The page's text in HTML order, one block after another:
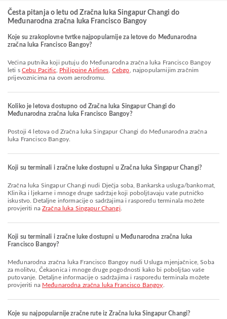
Česta pitanja o letu od Zračna luka Singapur Changi do
Međunarodna zračna luka Francisco Bangoy
Koje su zrakoplovne tvrtke najpopularnije za letove do Međunarodna
zračna luka Francisco Bangoy?
Većina putnika koji putuju do Međunarodna zračna luka Francisco Bangoy
leti s Cebu Pacific Philippine Airlines Cebgo , najpopularnijim zračnim
prijevoznicima na ovom aerodromu.
Koliko je letova dostupno od Zračna luka Singapur Changi do
Međunarodna zračna luka Francisco Bangoy?
Postoji 4 letova od Zračna luka Singapur Changi do Međunarodna zračna
luka Francisco Bangoy.
Koji su terminali i zračne luke dostupni u Zračna luka Singapur Changi?
Zračna luka Singapur Changi nudi Dječja soba, Bankarska usluga/bankomat,
Klinika i ljekarne i mnoge druge sadržaje koji poboljšavaju vaše putničko
iskustvo. Detaljne informacije o sadržajima i rasporedu terminala možete
provjeriti na Zračna luka Singapur Changi
Koji su terminali i zračne luke dostupni u Međunarodna zračna luka
Francisco Bangoy?
Međunarodna zračna luka Francisco Bangoy nudi Usluga mjenjačnice, Soba
za molitvu, Čekaonica i mnoge druge pogodnosti kako bi poboljšao vaše
putovanje. Detaljne informacije o sadržajima i rasporedu terminala možete
provjeriti na Međunarodna zračna luka Francisco Bangoy
Koje su najpopularnije zračne rute iz Zračna luka Singapur Changi?